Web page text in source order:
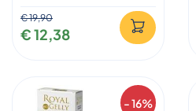
€ 19,90
€ 12,38
- 16%